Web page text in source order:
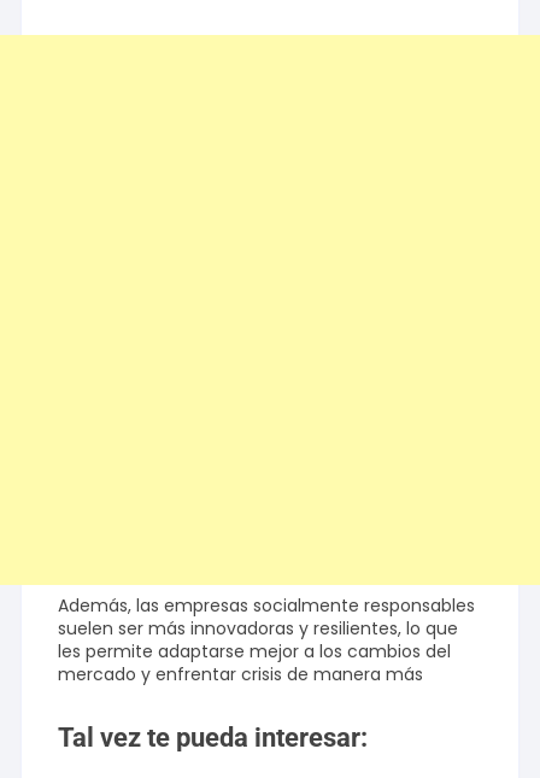
Además, las empresas socialmente responsables
suelen ser más innovadoras y resilientes, lo que
les permite adaptarse mejor a los cambios del
mercado y enfrentar crisis de manera más
Tal vez te pueda interesar: